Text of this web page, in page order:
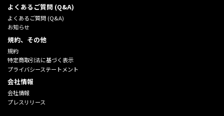
よくあるご質問 (Q&A)
よくあるご質問 (Q&A)
お知らせ
規約、その他
規約
特定商取引法に基づく表示
プライバシーステートメント
会社情報
会社情報
プレスリリース